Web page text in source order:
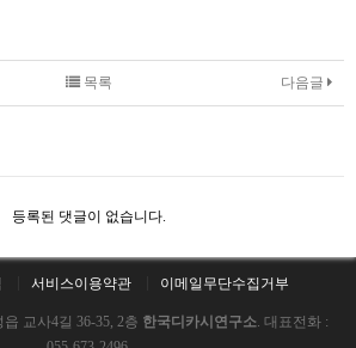
다음글
목록
등록된 댓글이 없습니다.
서비스이용약관 이메일무단수집거부
교사4길 36-35, 2층 한국디카시연구소. 대표전화 :